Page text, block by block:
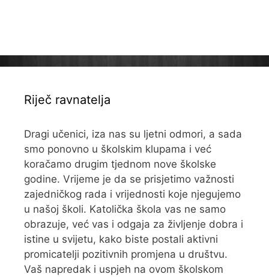
Riječ ravnatelja
Dragi učenici, iza nas su ljetni odmori, a sada
smo ponovno u školskim klupama i već
koračamo drugim tjednom nove školske
godine. Vrijeme je da se prisjetimo važnosti
zajedničkog rada i vrijednosti koje njegujemo
u našoj školi. Katolička škola vas ne samo
obrazuje, već vas i odgaja za življenje dobra i
istine u svijetu, kako biste postali aktivni
promicatelji pozitivnih promjena u društvu.
Vaš napredak i uspjeh na ovom školskom